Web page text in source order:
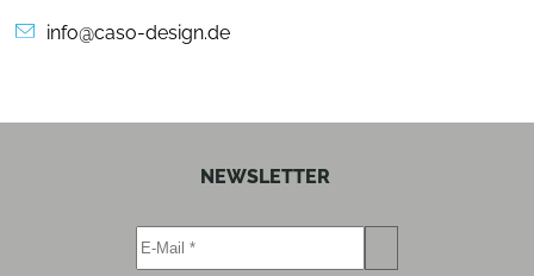
Schüssel-Eigenschaften
info@caso-design.de
NEWSLETTER